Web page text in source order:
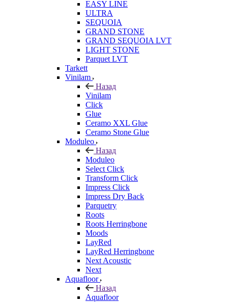
EASY LINE
ULTRA
SEQUOIA
GRAND STONE
GRAND SEQUOIA LVT
LIGHT STONE
Parquet LVT
Tarkett
Vinilam
Назад
Vinilam
Click
Glue
Ceramo XXL Glue
Ceramo Stone Glue
Moduleo
Назад
Moduleo
Select Click
Transform Click
Impress Click
Impress Dry Back
Parquetry
Roots
Roots Herringbone
Moods
LayRed
LayRed Herringbone
Next Acoustic
Next
Aquafloor
Назад
Aquafloor